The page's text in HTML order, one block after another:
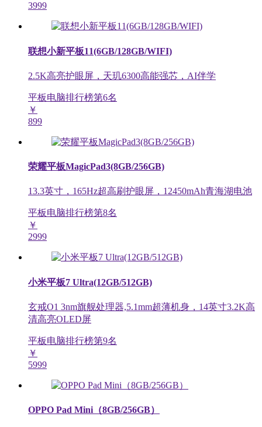
3999
联想小新平板11(6GB/128GB/WIFI)
2.5K高亮护眼屏，天玑6300高能强芯，AI伴学
平板电脑排行榜第6名
￥
899
荣耀平板MagicPad3(8GB/256GB)
13.3英寸，165Hz超高刷护眼屏，12450mAh青海湖电池
平板电脑排行榜第8名
￥
2999
小米平板7 Ultra(12GB/512GB)
玄戒O1 3nm旗舰处理器,5.1mm超薄机身，14英寸3.2K高
清高亮OLED屏
平板电脑排行榜第9名
￥
5999
OPPO Pad Mini（8GB/256GB）